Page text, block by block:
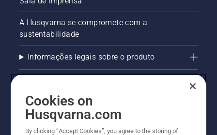
A Husqvarna se compromete com a
sustentabilidade
Informações legais sobre o produto
Outros sites Husqvarna
Trabalhe Conosco
Cookies on
Husqvarna.com
By clicking “Accept Cookies”, you agree to the storing of